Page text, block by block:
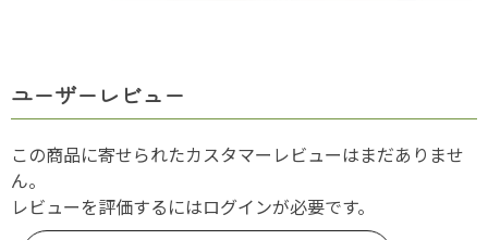
ユーザーレビュー
この商品に寄せられたカスタマーレビューはまだありませ
ん。
レビューを評価するにはログインが必要です。